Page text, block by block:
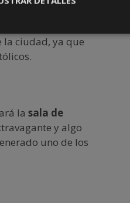
la ciudad, ya que
la sala de
y algo
uno de los